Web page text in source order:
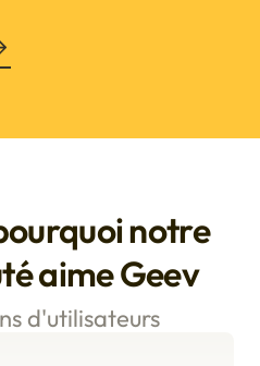
notre
aime Geev
d'utilisateurs